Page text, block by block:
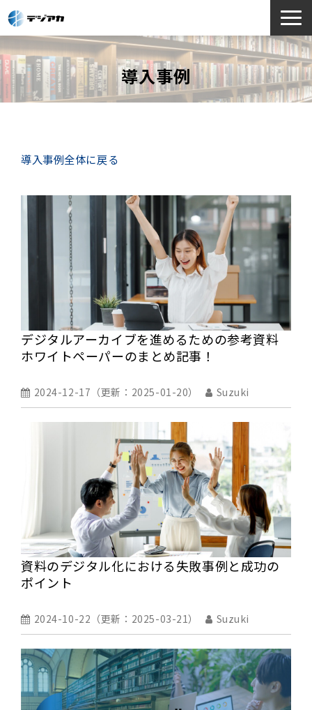
選ばれる理由
サービス一覧
お役立ち情報
導入事例
導入事例全体に戻る
デジタルアーカイブを進めるための参考資料
ホワイトペーパーのまとめ記事！
2024-12-17 （更新： 2025-01-20） Suzuki
資料のデジタル化における失敗事例と成功の
ポイント
2024-10-22 （更新： 2025-03-21） Suzuki